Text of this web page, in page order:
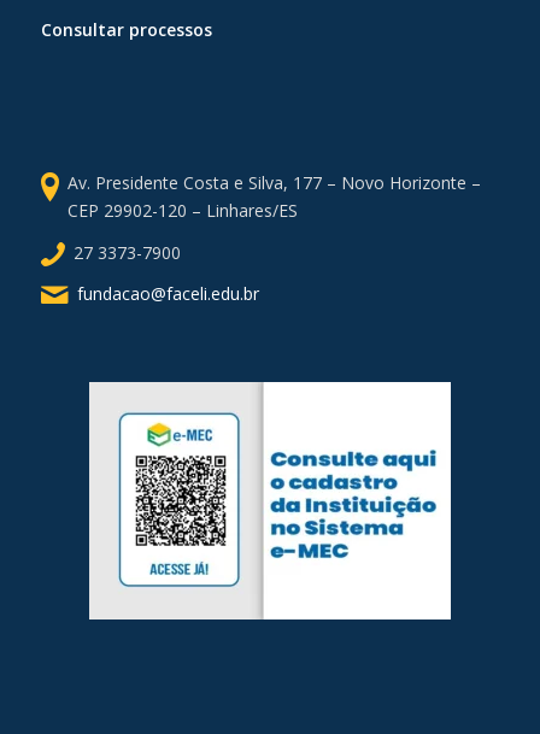
Consultar processos
Av. Presidente Costa e Silva, 177 – Novo Horizonte –
CEP 29902-120 – Linhares/ES
27 3373-7900
fundacao@faceli.edu.br